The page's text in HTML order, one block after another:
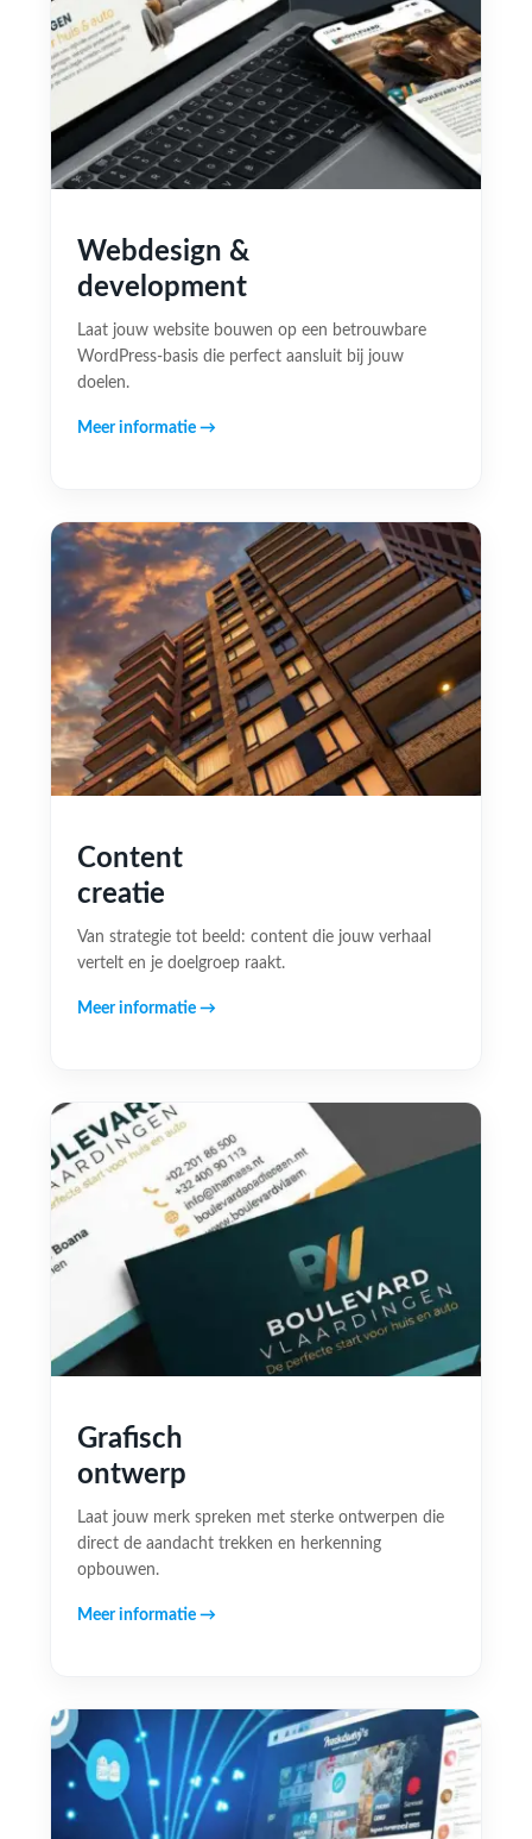
Webdesign &
development
Laat jouw website bouwen op een betrouwbare
WordPress-basis die perfect aansluit bij jouw
doelen.
Meer informatie →
Content
creatie
Van strategie tot beeld: content die jouw verhaal
vertelt en je doelgroep raakt.
Meer informatie →
Grafisch
ontwerp
Laat jouw merk spreken met sterke ontwerpen die
direct de aandacht trekken en herkenning
opbouwen.
Meer informatie →